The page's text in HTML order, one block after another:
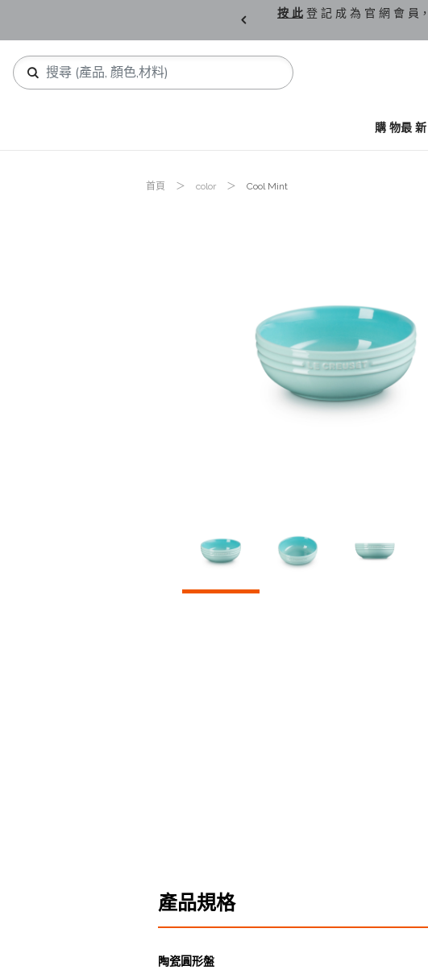
按 此 登 記 成 為 官 網 會 員
購 物最
首頁 color Cool Mint
產品規格
陶瓷圓形盤